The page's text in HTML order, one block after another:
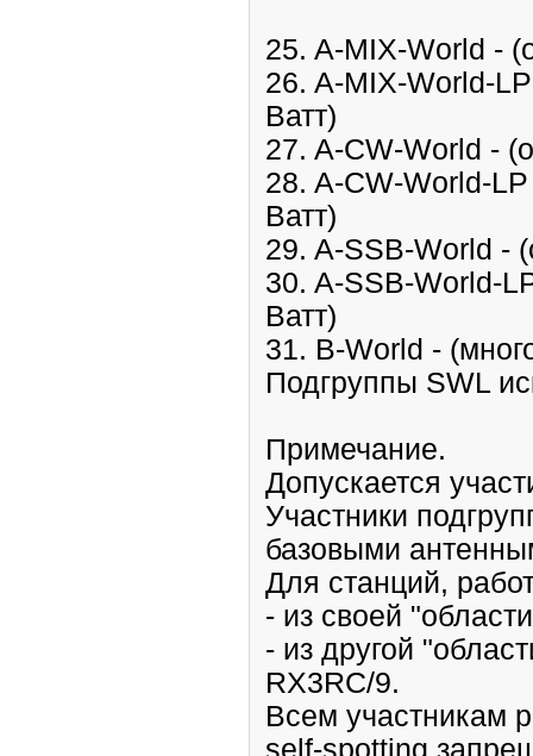
25. A-MIX-World -
26. A-MIX-World-
Ватт)
27. A-CW-World -
28. A-CW-World-
Ватт)
29. A-SSB-World -
30. A-SSB-World-
Ватт)
31. B-World -
Подгруппы SWL
Примечание.
Допускается
Участники
базовыми
Для станций,
- из своей
- из другой
RX3RC/9.
Всем участникам
self-spotting